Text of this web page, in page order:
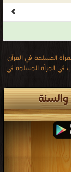
المسلمة في القرآن
في المرأة المسلمة في